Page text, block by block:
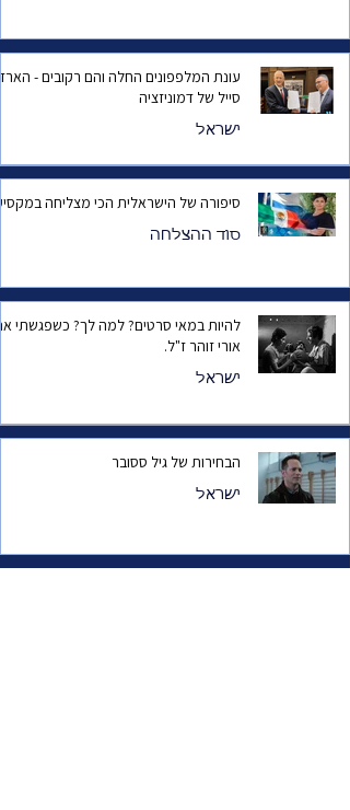
עונת המלפפונים החלה והם רקובים -
סייל של דמוניזציה
ישראל
סיפורה של הישראלית הכי מצליחה
סוד ההצלחה
להיות במאי סרטים? למה לך? כשפגשתי
אורי זוהר ז"ל.
ישראל
הבחירות של גיל ססובר
ישראל